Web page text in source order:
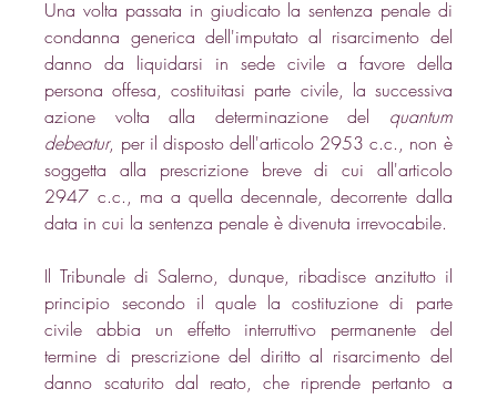
Una volta passata in giudicato la sentenza penale di
condanna generica dell'imputato al risarcimento del
danno da liquidarsi in sede civile a favore della
persona offesa, costituitasi parte civile, la successiva
azione volta alla determinazione del quantum
debeatur, per il disposto dell'articolo 2953 c.c., non è
soggetta alla prescrizione breve di cui all'articolo
2947 c.c., ma a quella decennale, decorrente dalla
data in cui la sentenza penale è divenuta irrevocabile.
Il Tribunale di Salerno, dunque, ribadisce anzitutto il
principio secondo il quale la costituzione di parte
civile abbia un effetto interruttivo permanente del
termine di prescrizione del diritto al risarcimento del
danno scaturito dal reato, che riprende pertanto a